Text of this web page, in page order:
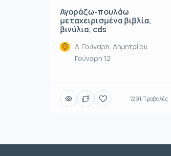
Αγοράζω-πουλάω
μεταχειρισμένα βιβλία,
βινύλια, cds
Δ. Γούναρη, Δημητρίου
Γούναρη 12
1291 Προβολές